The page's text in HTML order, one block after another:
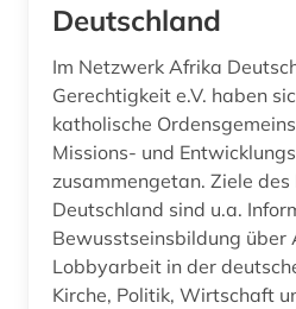
dokumentarfilm (1)
drehbuch (1)
dritte welt (1)
e-learning (1)
Zypern (1)
Deutschland
Im Netzwerk Afrika
Gerechtigkeit e.V. haben
katholische
Missions- und
zusammengetan. Ziele
Deutschland sind u.a.
Bewusstseinsbildung über
Lobbyarbeit in der
Kirche, Politik, Wirtschaft